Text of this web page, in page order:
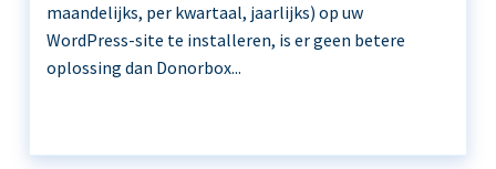
maandelijks, per kwartaal, jaarlijks) op uw
WordPress-site te installeren, is er geen betere
oplossing dan Donorbox...